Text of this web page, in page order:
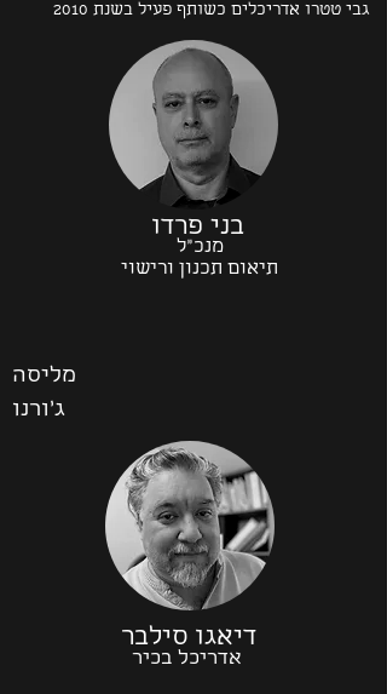
גבי טטרו אדריכלים כשותף פעיל בשנת 2010
בני פרדו
מנכ"ל
תיאום תכנון ורישוי
מליסה
ג׳ורנו
דיאגו סילבר
אדריכל בכיר